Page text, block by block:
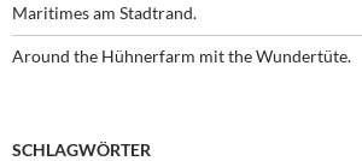
Maritimes am Stadtrand.
Around the Hühnerfarm mit the Wundertüte.
SCHLAGWÖRTER